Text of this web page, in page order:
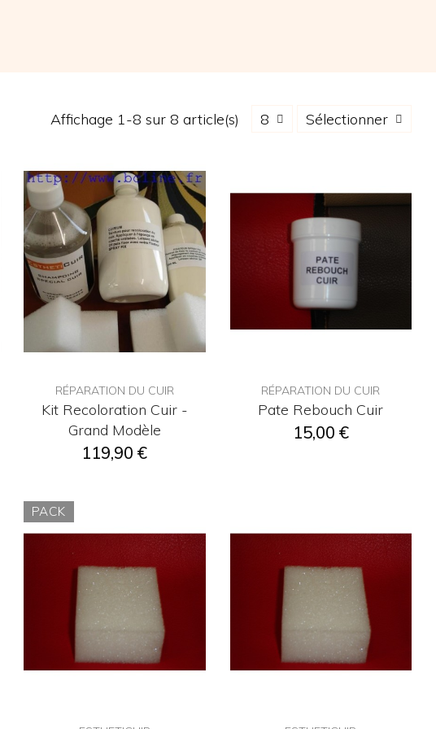
Affichage 1-8 sur 8 article(s) 8 Sélectionner
RÉPARATION DU CUIR
Kit Recoloration Cuir -
Grand Modèle
119,90 €
RÉPARATION DU CUIR
Pate Rebouch Cuir
15,00 €
PACK